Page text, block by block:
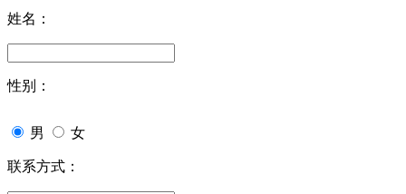
姓名：
性别：
男 女
联系方式：